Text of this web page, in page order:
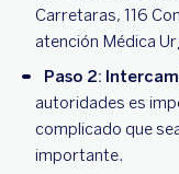
Carretaras, 116
atención Médica
Paso 2:
autoridades es
complicado que
importante.